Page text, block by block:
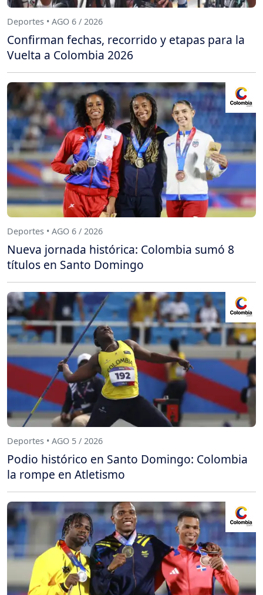
Deportes • AGO 6 / 2026
Confirman fechas, recorrido y etapas para la
Vuelta a Colombia 2026
Deportes • AGO 6 / 2026
Nueva jornada histórica: Colombia sumó 8
títulos en Santo Domingo
Deportes • AGO 5 / 2026
Podio histórico en Santo Domingo: Colombia
la rompe en Atletismo